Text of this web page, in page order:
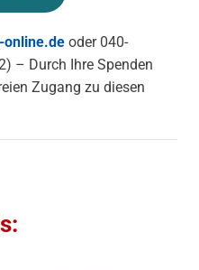
online.de oder 040-
– Durch Ihre Spenden
Zugang zu diesen